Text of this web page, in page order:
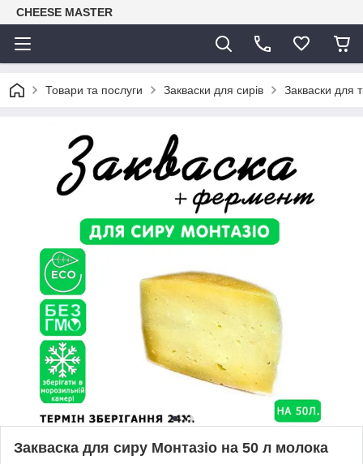
CHEESE MASTER
Товари та послуги Закваски для сирів Закваски для
Закваска для сиру Монтазіо на 50 л молока